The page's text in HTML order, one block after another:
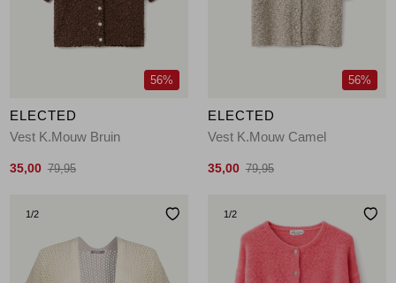
56%
ELECTED
Vest K.Mouw Bruin
35,00 79,95
56%
ELECTED
Vest K.Mouw Camel
35,00 79,95
1/2 1/2